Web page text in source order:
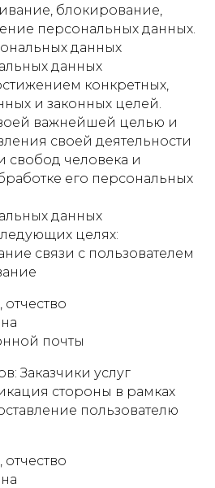
блокирование,
персональных данных.
данных
данных
конкретных,
и законных целей.
важнейшей целью и
своей деятельности
свобод человека и
его персональных
данных
целях:
связи с пользователем
почты
Заказчики услуг
стороны в рамках
пользователю